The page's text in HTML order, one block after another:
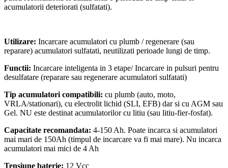
acumulatorii deteriorati (sulfatati).
Utilizare: Incarcare acumulatori cu plumb / regenerare (sau
reparare) acumulatori sulfatati, neutilizati perioade lungi de timp.
Functii: Incarcare inteligenta in 3 etape/ Incarcare in pulsuri pentru
desulfatare (reparare sau regenerare acumulatori sulfatati)
Tip acumulatori compatibili: cu plumb (auto, moto,
VRLA/stationari), cu electrolit lichid (SLI, EFB) dar si cu AGM sau
Gel. NU este destinat acumulatorilor cu litiu (sau litiu-fier-fosfat).
Capacitate recomandata: 4-150 Ah. Poate incarca si acumulatori
mai mari de 150Ah (timpul de incarcare va fi mai mare). Nu incarca
acumulatori mai mici de 4 Ah
Tensiune baterie: 12 Vcc